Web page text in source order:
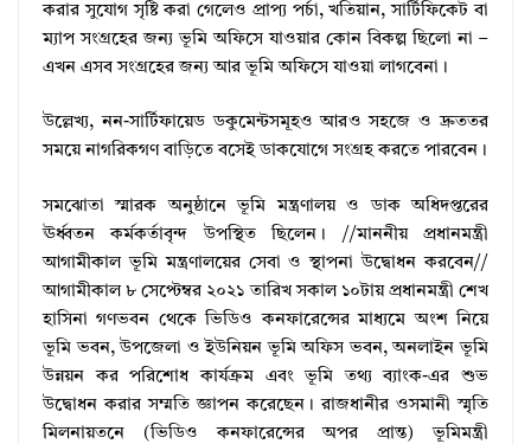
করার সুযোগ সৃষ্টি করা গেলেও প্রাপ্য পর্চা, খতিয়ান, সার্টিফিকেট বা
ম্যাপ সংগ্রহের জন্য ভূমি অফিসে যাওয়ার কোন বিকল্প ছিলো না –
এখন এসব সংগ্রহের জন্য আর ভূমি অফিসে যাওয়া লাগবেনা।
উল্লেখ্য, নন-সার্টিফায়েড ডকুমেন্টসমূহও আরও সহজে ও দ্রুততর
সময়ে নাগরিকগণ বাড়িতে বসেই ডাকযোগে সংগ্রহ করতে পারবেন।
সমঝোতা স্মারক অনুষ্ঠানে ভূমি মন্ত্রণালয় ও ডাক অধিদপ্তরের
ঊর্ধ্বতন কর্মকর্তাবৃন্দ উপস্থিত ছিলেন। //মাননীয় প্রধানমন্ত্রী
আগামীকাল ভূমি মন্ত্রণালয়ের সেবা ও স্থাপনা উদ্বোধন করবেন//
আগামীকাল ৮ সেপ্টেম্বর ২০২১ তারিখ সকাল ১০টায় প্রধানমন্ত্রী শেখ
হাসিনা গণভবন থেকে ভিডিও কনফারেন্সের মাধ্যমে অংশ নিয়ে
ভূমি ভবন, উপজেলা ও ইউনিয়ন ভূমি অফিস ভবন, অনলাইন ভূমি
উন্নয়ন কর পরিশোধ কার্যক্রম এবং ভূমি তথ্য ব্যাংক-এর শুভ
উদ্বোধন করার সম্মতি জ্ঞাপন করেছেন। রাজধানীর ওসমানী স্মৃতি
মিলনায়তনে (ভিডিও কনফারেন্সের অপর প্রান্ত) ভূমিমন্ত্রী